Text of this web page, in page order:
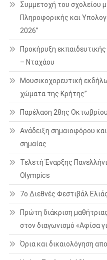
Συμμετοχή του σχολείου
Πληροφορικής και
2026”
Προκήρυξη
– Νταχάου
Μουσικοχορευτική
χώματα της Κρήτης”
Παρέλαση 28ης Οκτωβρίου
Ανάδειξη σημαιοφόρου
σημαίας
Τελετή Έναρξης
Olympics
7ο Διεθνές Φεστιβάλ
Πρώτη διάκριση
στον διαγωνισμό «Αφίσα
Όρια και δικαιολόγηση